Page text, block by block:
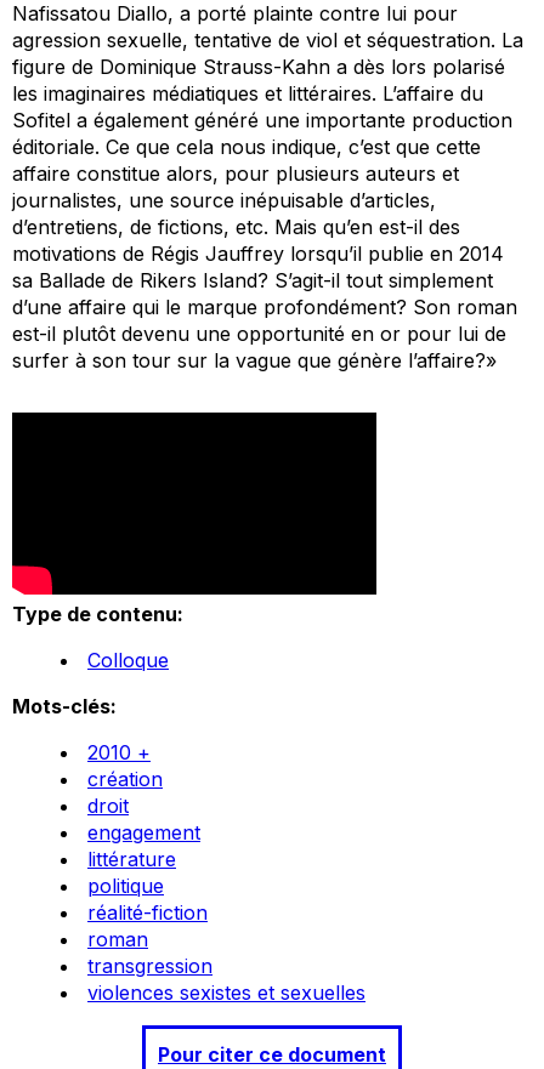
Nafissatou Diallo, a porté plainte contre lui pour
agression sexuelle, tentative de viol et séquestration. La
figure de Dominique Strauss-Kahn a dès lors polarisé
les imaginaires médiatiques et littéraires. L’affaire du
Sofitel a également généré une importante production
éditoriale. Ce que cela nous indique, c’est que cette
affaire constitue alors, pour plusieurs auteurs et
journalistes, une source inépuisable d’articles,
d’entretiens, de fictions, etc. Mais qu’en est-il des
motivations de Régis Jauffrey lorsqu’il publie en 2014
sa Ballade de Rikers Island? S’agit-il tout simplement
d’une affaire qui le marque profondément? Son roman
est-il plutôt devenu une opportunité en or pour lui de
surfer à son tour sur la vague que génère l’affaire?»
Type de contenu:
Colloque
Mots-clés:
2010 +
création
droit
engagement
littérature
politique
réalité-fiction
roman
transgression
violences sexistes et sexuelles
Pour citer ce document